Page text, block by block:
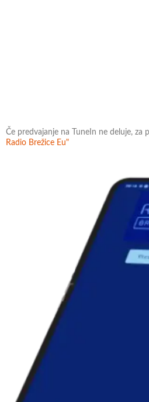
Če predvajanje na TuneIn ne deluje, za
Radio Brežice Eu"